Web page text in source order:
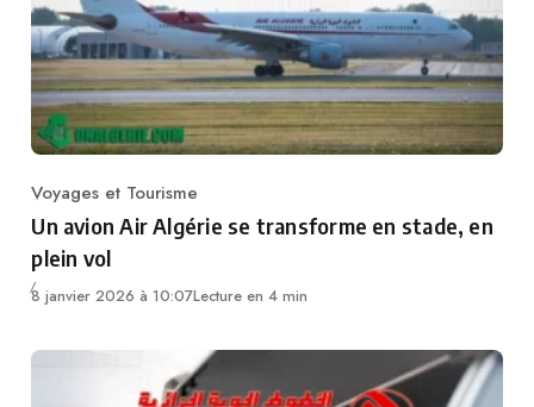
Category
Voyages et Tourisme
Un avion Air Algérie se transforme en stade, en
plein vol
8 janvier 2026 à 10:07Lecture en 4 min